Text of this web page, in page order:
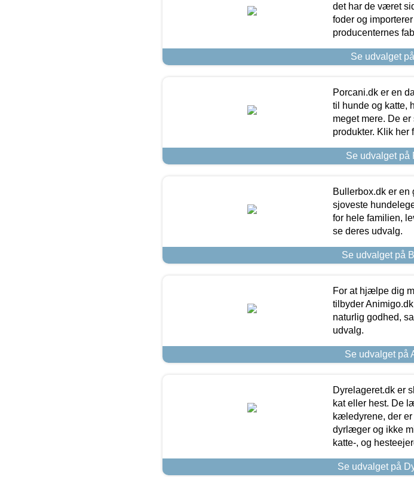
det har de været
foder og
producenternes
Se udvalget
Porcani.dk er en
til hunde og katte,
meget mere. De
produkter. Klik her
Se udvalget på
Bullerbox.dk er en
sjoveste
for hele familien,
se deres udvalg.
Se udvalget på
For at hjælpe dig
tilbyder
naturlig godhed,
udvalg.
Se udvalget på
Dyrelageret.dk er
kat eller hest. De
kæledyrene, der
dyrlæger og ikke
katte-, og
Se udvalget på